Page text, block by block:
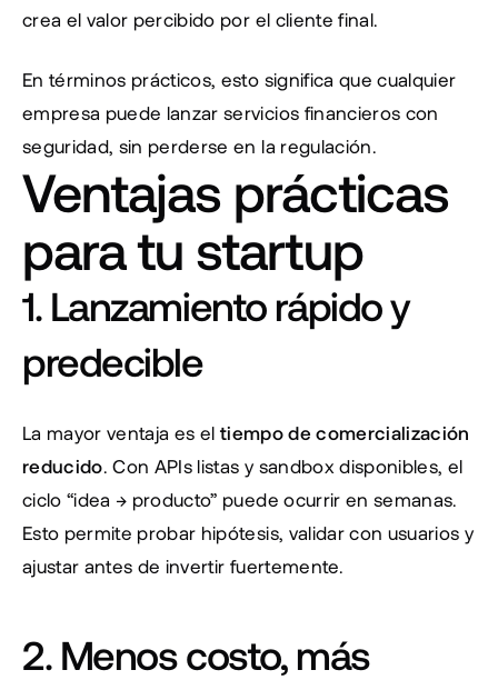
crea el valor percibido por el cliente final.
En términos prácticos, esto significa que cualquier
empresa puede lanzar servicios financieros con
seguridad, sin perderse en la regulación.
Ventajas prácticas
para tu startup
1. Lanzamiento rápido y
predecible
La mayor ventaja es el tiempo de comercialización
reducido. Con APIs listas y sandbox disponibles, el
ciclo “idea → producto” puede ocurrir en semanas.
Esto permite probar hipótesis, validar con usuarios y
ajustar antes de invertir fuertemente.
2. Menos costo, más